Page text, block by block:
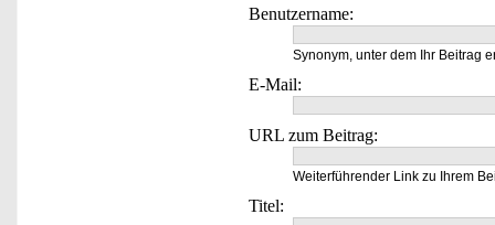
Benutzername:
Synonym, unter dem Ihr Beitrag
E-Mail:
URL zum Beitrag:
Weiterführender Link zu Ihrem
Titel: